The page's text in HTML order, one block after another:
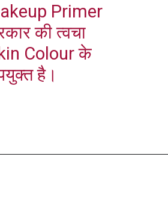
Primer
की त्वचा
Colour के
है।